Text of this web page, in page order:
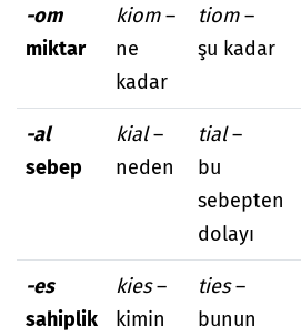
-om
miktar
kiom–
ne
kadar
tiom–
şu kadar
-al
sebep
kial–
neden
tial–
bu
sebepten
dolayı
-es
sahiplik
kies–
kimin
ties–
bunun